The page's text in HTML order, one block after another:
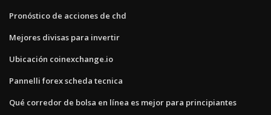
Pronóstico de acciones de chd
Mejores divisas para invertir
Ubicación coinexchange.io
Pannelli forex scheda tecnica
Qué corredor de bolsa en línea es mejor para principiantes